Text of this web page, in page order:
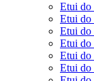
Etui do
Etui do
Etui do
Etui do
Etui do
Etui do